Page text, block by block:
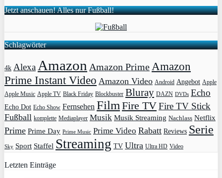
Jetzt anschauen! Alles nur Fußball!
Schlagwörter
4k AlexaAmazon Amazon PrimeAmazon
Prime Instant Video Amazon Video Android Angebot Apple
Apple Music Apple TV Black Friday Blockbuster Bluray DAZN DVDs Echo
Echo Dot Echo Show Fernsehen FilmFire TVFire TV Stick
Fußball komplette Mediaplayer Musik Musik Streaming Nachlass Netflix
Prime Prime Day Prime Music Prime Video Rabatt Reviews Serie
Sky Sport Staffel Streaming TV Ultra Ultra HD Video
Letzten Einträge